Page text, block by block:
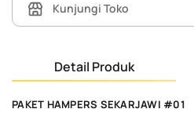
Kunjungi Toko
Detail Produk
PAKET HAMPERS SEKARJAWI #01